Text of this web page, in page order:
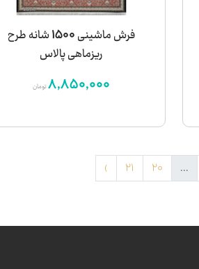
فرش ماشینی 1500 شانه طرح
ریزماهی پالاس
8,850,000تومان
...
20
21
›